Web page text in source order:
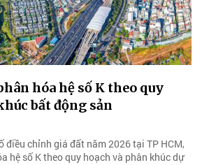
hóa hệ số K theo quy
bất động sản
điều chỉnh giá đất năm 2026 tại TP HCM,
hệ số K theo quy hoạch và phân khúc dự